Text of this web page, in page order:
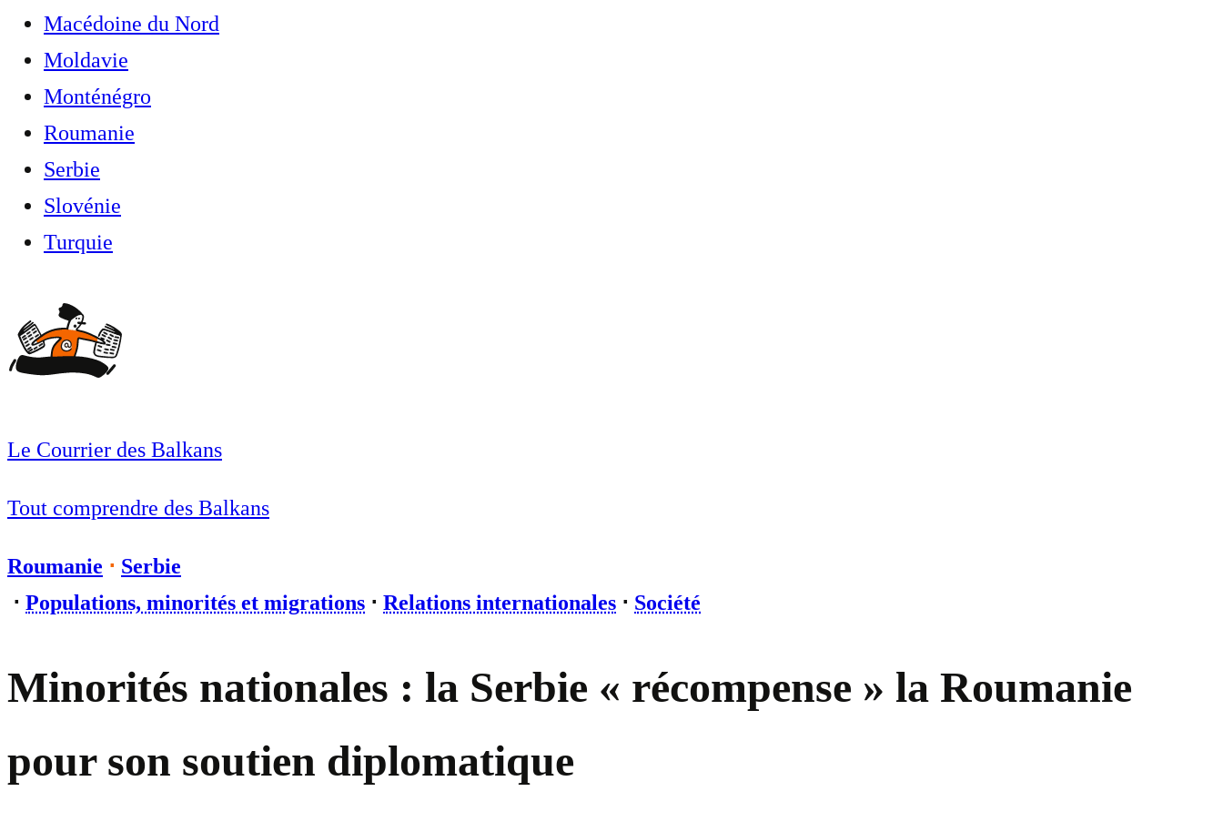
Macédoine du Nord
Moldavie
Monténégro
Roumanie
Serbie
Slovénie
Turquie
Le Courrier des Balkans
Tout comprendre des Balkans
Roumanie ⋅ Serbie
⋅ Populations, minorités et migrations ⋅ Relations internationales ⋅ Société
Minorités nationales : la Serbie « récompense » la Roumanie
pour son soutien diplomatique